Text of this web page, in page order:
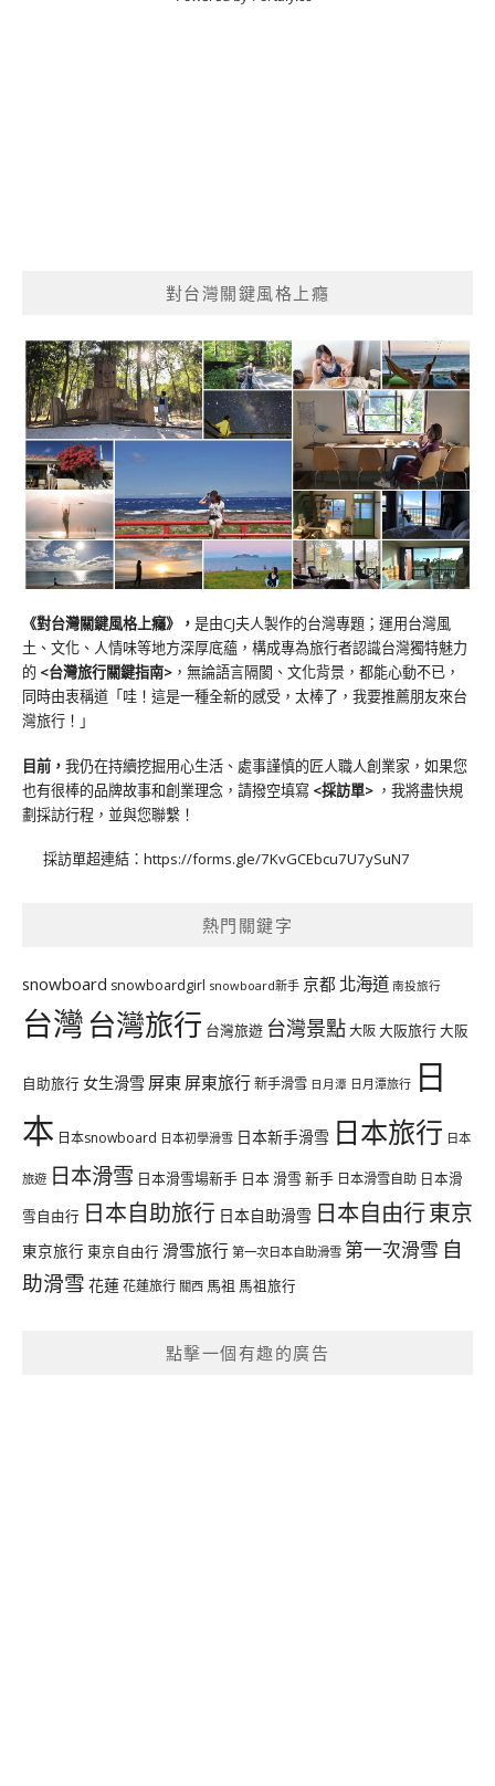
對台灣關鍵風格上癮
《對台灣關鍵風格上癮》 ， 是由CJ夫人製作的台灣專題；運用台灣風
土、文化、人情味等地方深厚底蘊，構成專為旅行者認識台灣獨特魅力
的 <台灣旅行關鍵指南> ，無論語言隔閡、文化背景，都能心動不已，
同時由衷稱道「哇！這是一種全新的感受，太棒了，我要推薦朋友來台
灣旅行！」
目前， 我仍在持續挖掘用心生活、處事謹慎的匠人職人創業家，如果您
也有很棒的品牌故事和創業理念，請撥空填寫 <採訪單> ，我將盡快規
劃採訪行程，並與您聯繫！
採訪單超連結： https://forms.gle/7KvGCEbcu7U7ySuN7
熱門關鍵字
snowboard snowboardgirl snowboard新手 京都 北海道 南投旅行
台灣台灣旅行 台灣旅遊 台灣景點大阪大阪旅行大阪
自助旅行 女生滑雪 屏東 屏東旅行新手滑雪 日月潭 日月潭旅行 日
本 日本snowboard 日本初學滑雪 日本新手滑雪 日本旅行 日本
旅遊 日本滑雪 日本滑雪場新手 日本 滑雪 新手 日本滑雪自助 日本滑
雪自由行 日本自助旅行 日本自助滑雪 日本自由行東京
東京旅行 東京自由行 滑雪旅行 第一次日本自助滑雪 第一次滑雪 自
助滑雪 花蓮花蓮旅行 關西 馬祖 馬祖旅行
點擊一個有趣的廣告